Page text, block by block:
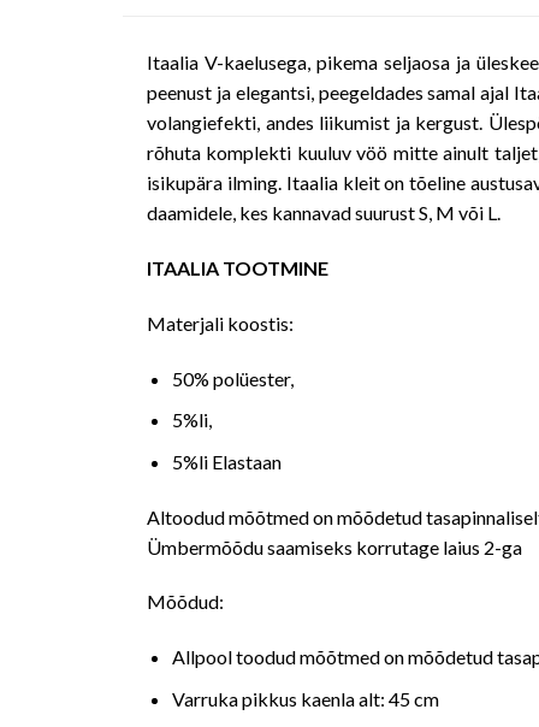
Itaalia V-kaelusega, pikema seljaosa ja
peenust ja elegantsi, peegeldades samal ajal
volangiefekti, andes liikumist ja kergust.
rõhuta komplekti kuuluv vöö mitte ainult
isikupära ilming. Itaalia kleit on tõeline
daamidele, kes kannavad suurust S, M või L.
ITAALIA TOOTMINE
Materjali koostis:
50% polüester,
5%li,
5%li Elastaan
Altoodud mõõtmed on mõõdetud
Ümbermõõdu saamiseks korrutage laius 2-ga
Mõõdud:
Allpool toodud mõõtmed on mõõdetud
Varruka pikkus kaenla alt: 45 cm